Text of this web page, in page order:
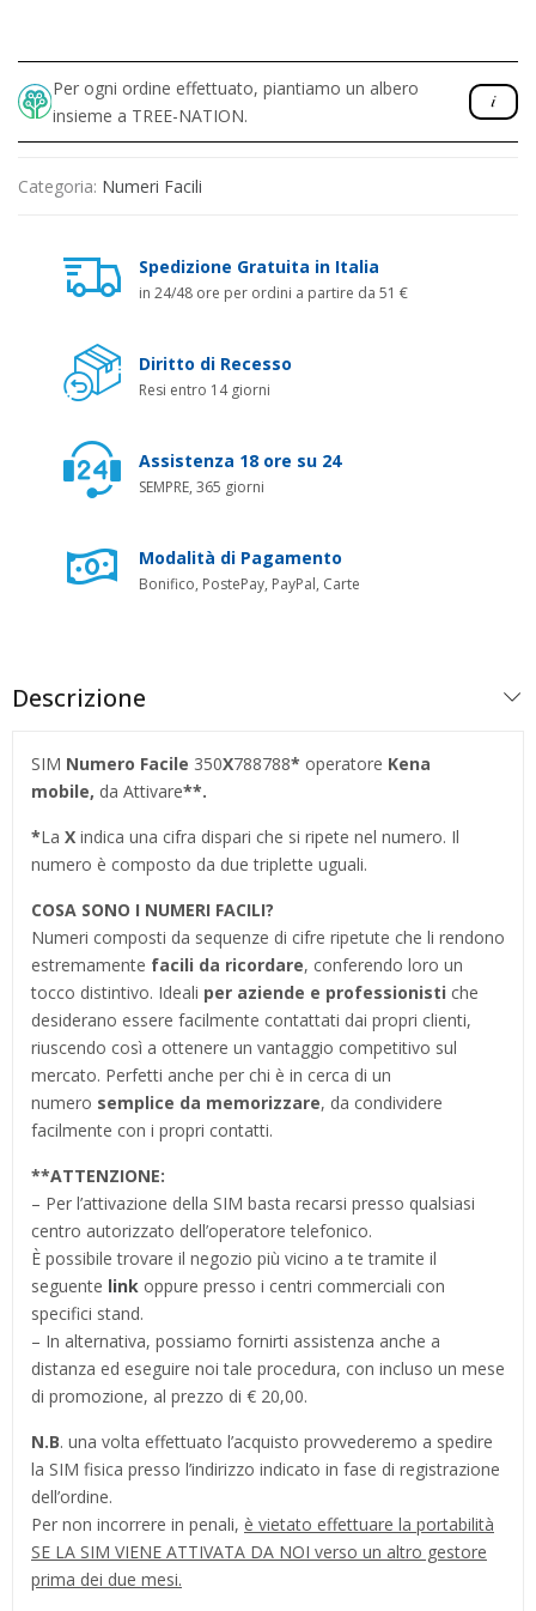
Per ogni ordine effettuato, piantiamo un albero
insieme a TREE-NATION.
Categoria: Numeri Facili
Spedizione Gratuita in Italia
in 24/48 ore per ordini a partire da 51 €
Diritto di Recesso
Resi entro 14 giorni
Assistenza 18 ore su 24
SEMPRE, 365 giorni
Modalità di Pagamento
Bonifico, PostePay, PayPal, Carte
Descrizione
SIM Numero Facile 350X788788* operatore Kena
mobile, da Attivare**.
*La X indica una cifra dispari che si ripete nel numero. Il
numero è composto da due triplette uguali.
COSA SONO I NUMERI FACILI?
Numeri composti da sequenze di cifre ripetute che li rendono
estremamente facili da ricordare, conferendo loro un
tocco distintivo. Ideali per aziende e professionisti che
desiderano essere facilmente contattati dai propri clienti,
riuscendo così a ottenere un vantaggio competitivo sul
mercato. Perfetti anche per chi è in cerca di un
numero semplice da memorizzare, da condividere
facilmente con i propri contatti.
**ATTENZIONE:
– Per l’attivazione della SIM basta recarsi presso qualsiasi
centro autorizzato dell’operatore telefonico.
È possibile trovare il negozio più vicino a te tramite il
seguente link oppure presso i centri commerciali con
specifici stand.
– In alternativa, possiamo fornirti assistenza anche a
distanza ed eseguire noi tale procedura, con incluso un mese
di promozione, al prezzo di € 20,00.
N.B. una volta effettuato l’acquisto provvederemo a spedire
la SIM fisica presso l’indirizzo indicato in fase di registrazione
dell’ordine.
Per non incorrere in penali, è vietato effettuare la portabilità
SE LA SIM VIENE ATTIVATA DA NOI verso un altro gestore
prima dei due mesi.